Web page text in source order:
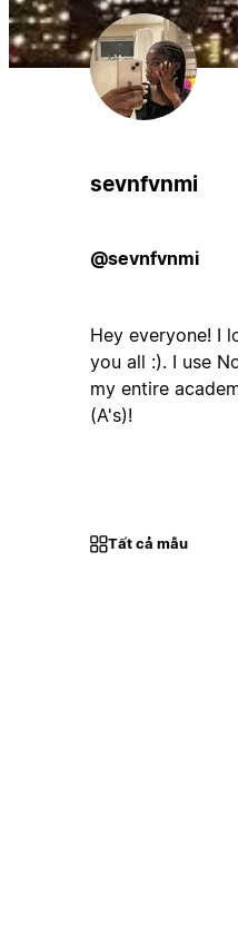
sevnfvnmi
@sevnfvnmi
Hey everyone! I
you all :). I use
my entire
(A's)!
Tất cả mẫu